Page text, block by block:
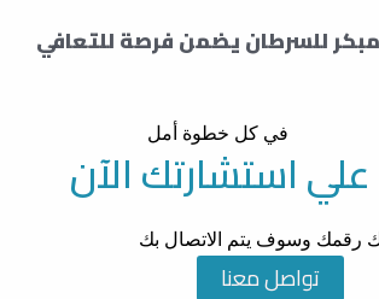
للسرطان يضمن فرصة للتعافي
استشارتك الآن
رقمك وسوف يتم الاتصال بك
تواصل معنا